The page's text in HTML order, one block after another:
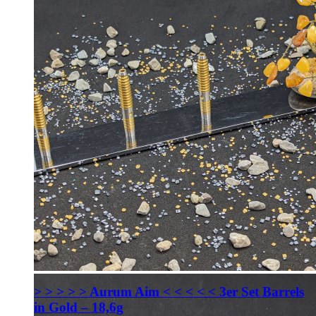
> > > > > Aurum Aim < < < < < 3er Set Barrels
in Gold – 18,6g